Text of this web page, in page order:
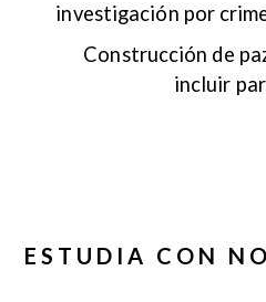
investigación por
Construcción de
incluir
ESTUDIA CON